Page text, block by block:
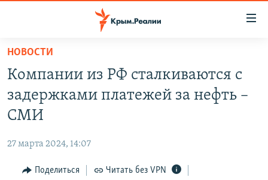
Вернуться
основному
содержанию
Вернутся
главной
навигации
Вернутся
ГРУЗ 200
11 ЛЕТ ОККУПАЦИИ КРЫМА. 11 ИСТОРИЙ СОПРОТИВЛЕНИЯ
ВОДА
ЕЩЕ
ИНТЕРАКТИВ
РАДІО СВОБОДА
НОВОСТИ
Компании из РФ сталкиваются с
задержками платежей за нефть –
СМИ
27 марта 2024, 14:07
Поделиться Читать без VPN